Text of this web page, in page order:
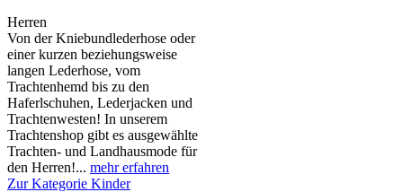
Herren
Von der Kniebundlederhose oder
einer kurzen beziehungsweise
langen Lederhose, vom
Trachtenhemd bis zu den
Haferlschuhen, Lederjacken und
Trachtenwesten! In unserem
Trachtenshop gibt es ausgewählte
Trachten- und Landhausmode für
den Herren!... mehr erfahren
Zur Kategorie Kinder